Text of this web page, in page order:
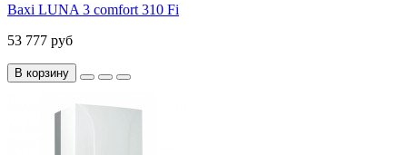
Baxi LUNA 3 comfort 310 Fi
53 777 руб
В корзину